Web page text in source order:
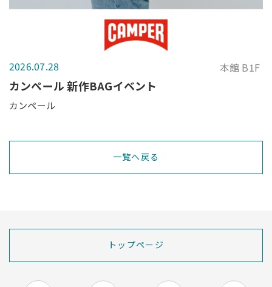
2026.07.28 本館 B1F
カンペール 新作BAGイベント
カンペール
一覧へ戻る
トップページ